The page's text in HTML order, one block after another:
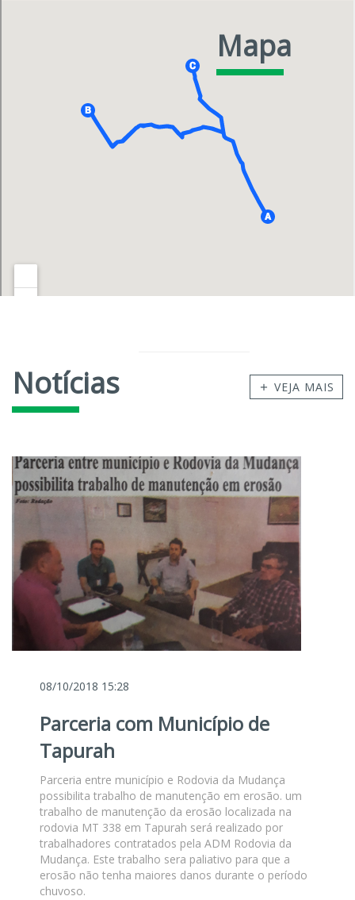
Mapa
VEJA MAIS
Notícias
08/10/2018 15:28
Parceria com Município de
Tapurah
Parceria entre município e Rodovia da Mudança
possibilita trabalho de manutenção em erosão. um
trabalho de manutenção da erosão localizada na
rodovia MT 338 em Tapurah será realizado por
trabalhadores contratados pela ADM Rodovia da
Mudança. Este trabalho sera paliativo para que a
erosão não tenha maiores danos durante o período
chuvoso.